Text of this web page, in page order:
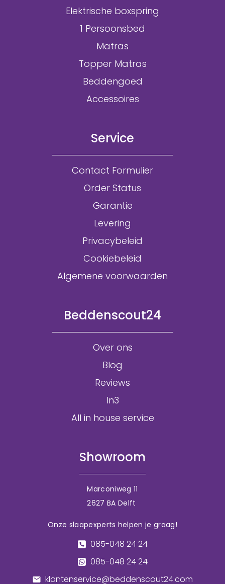
Elektrische boxspring
1 Persoonsbed
Matras
Topper Matras
Beddengoed
Accessoires
Service
Contact Formulier
Order Status
Garantie
Levering
Privacybeleid
Cookiebeleid
Algemene voorwaarden
Beddenscout24
Over ons
Blog
Reviews
In3
All in house service
Showroom
Marconiweg 11
2627 BA Delft
Onze slaapexperts helpen je graag!
085-048 24 24
085-048 24 24
klantenservice@beddenscout24.com